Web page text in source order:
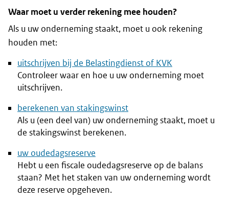
Waar moet u verder rekening mee houden?
Als u uw onderneming staakt, moet u ook rekening
houden met:
uitschrijven bij de Belastingdienst of KVK
Controleer waar en hoe u uw onderneming moet
uitschrijven.
berekenen van stakingswinst
Als u (een deel van) uw onderneming staakt, moet u
de stakingswinst berekenen.
uw oudedagsreserve
Hebt u een fiscale oudedagsreserve op de balans
staan? Met het staken van uw onderneming wordt
deze reserve opgeheven.